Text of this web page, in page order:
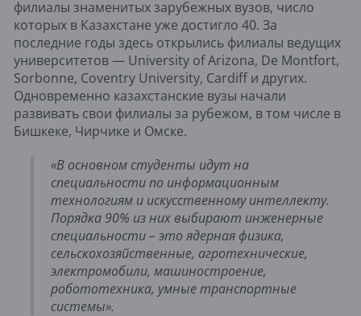
филиалы знаменитых зарубежных вузов, число
которых в Казахстане уже достигло 40. За
последние годы здесь открылись филиалы ведущих
университетов — University of Arizona, De Montfort,
Sorbonne, Coventry University, Cardiff и других.
Одновременно казахстанские вузы начали
развивать свои филиалы за рубежом, в том числе в
Бишкеке, Чирчике и Омске.
«В основном студенты идут на
специальности по информационным
технологиям и искусственному интеллекту.
Порядка 90% из них выбирают инженерные
специальности – это ядерная физика,
сельскохозяйственные, агротехнические,
электромобили, машиностроение,
робототехника, умные транспортные
системы».